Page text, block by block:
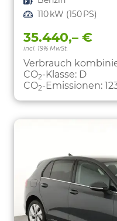
Leistung 110 kW (150 PS)
35.440,– €
incl. 19% MwSt.
Verbrauch
CO2-Klasse: D
CO2-Emissionen: